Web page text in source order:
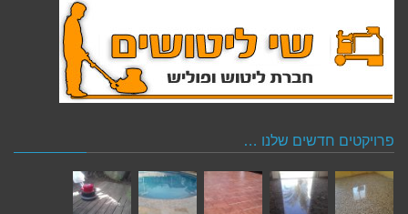
פרויקטים חדשים שלנו …